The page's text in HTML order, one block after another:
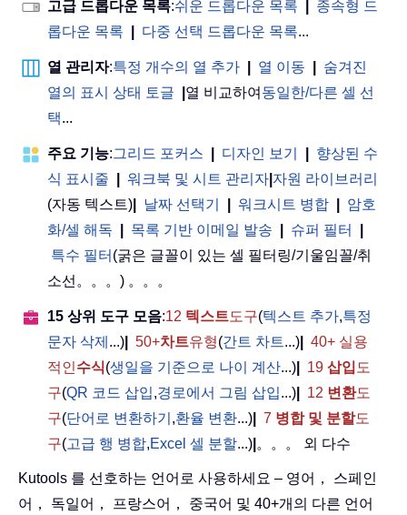
고급 드롭다운 목록:쉬운 드롭다운 목록
종속형 드
롭다운 목록
다중 선택 드롭다운 목록...
열 관리자:특정 개수의 열 추가 열 이동
숨겨진
열의 표시 상태 토글
열 비교하여 동일한/다른 셀 선
택...
주요 기능:그리드 포커스 디자인 보기
향상된 수
식 표시줄
워크북 및 시트 관리자 자원 라이브러리
(자동 텍스트)
날짜 선택기 워크시트 병합
암호
화/셀 해독
목록 기반 이메일 발송 슈퍼 필터
특수 필터 (굵은 글꼴이 있는 셀 필터링/기울임꼴/취
소선。。。) 。。。
15 상위 도구 모음:12 텍스트도구(텍스트 추가,특정
문자 삭제 ...) 50+차트유형(간트 차트...)
40+ 실용
적인수식(생일을 기준으로 나이 계산...) 19 삽입 도
구(QR 코드 삽입,경로에서 그림 삽입...) 12 변환도
구(단어로 변환하기 ,환율 변환...) 7 병합 및 분할도
구(고급 행 병합,Excel 셀 분할...) 。。。 외 다수
Kutools 를 선호하는 언어로 사용하세요 – 영어， 스페인
어， 독일어， 프랑스어， 중국어 및 40+개의 다른 언어